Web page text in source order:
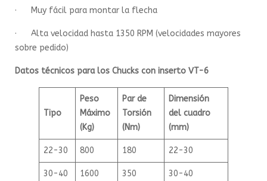
· Muy fácil para montar la flecha
· Alta velocidad hasta 1350 RPM (velocidades mayores
sobre pedido)
Datos técnicos para los Chucks con inserto VT-6
Tipo
Peso
Máximo
(Kg)
Par de
Torsión
(Nm)
Dimensión
del cuadro
(mm)
22-30 800 180 22-30
30-40 1600 350 30-40